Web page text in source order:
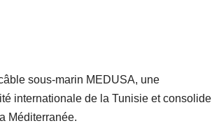
sous-marin MEDUSA, une
internationale de la Tunisie et consolide
Méditerranée.